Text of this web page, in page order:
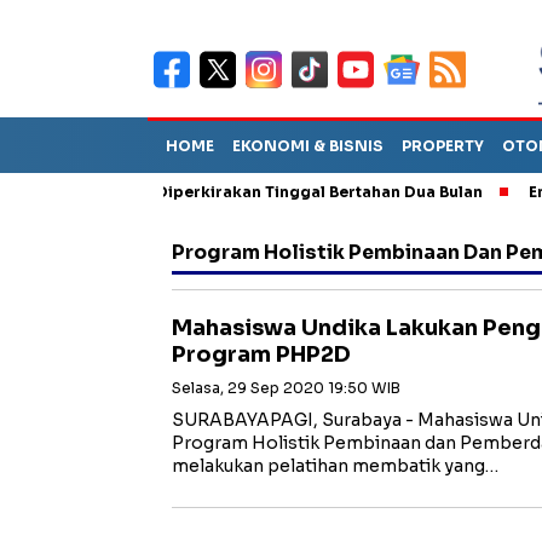
HOME EKONOMI & BISNIS PROPERTY
Sebut TPA Diperkirakan Tinggal Bertahan Dua Bulan Empat
Program Holistik Pembinaan Dan
Mahasiswa Undika Lakukan
Program PHP2D
Selasa, 29 Sep 2020 19:50 WIB
SURABAYAPAGI, Surabaya - Mahasiswa
Program Holistik Pembinaan dan
melakukan pelatihan membatik yang…